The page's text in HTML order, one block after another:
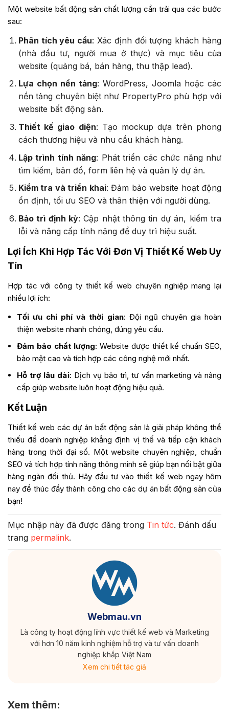
Phân tích yêu cầu: Xác định đối tượng khách hàng
(nhà đầu tư, người mua ở thực) và mục tiêu của
Lựa chọn nền tảng : WordPress, Joomla hoặc các
nền tảng chuyên biệt như PropertyPro phù hợp với
Thiết kế giao diện: Tạo mockup dựa trên phong
cách thương hiệu và nhu cầu khách hàng.
Lập trình tính năng: Phát triển các chức năng như
tìm kiếm, bản đồ, form liên hệ và quản lý dự án.
Kiểm tra và triển khai: Đảm bảo website hoạt động
ổn định, tối ưu SEO và thân thiện với người dùng.
Bảo trì định kỳ: Cập nhật thông tin dự án, kiểm tra
lỗi và nâng cấp tính năng để duy trì hiệu suất.
Lợi Ích Khi Hợp Tác Với Đơn Vị Thiết Kế Web Uy
Tín
Hợp tác với công ty thiết kế web chuyên nghiệp mang lại
nhiều lợi ích:
Tối ưu chi phí và thời gian: Đội ngũ chuyên gia hoàn
thiện website nhanh chóng, đúng yêu cầu.
Đảm bảo chất lượng : Website được thiết kế chuẩn SEO,
bảo mật cao và tích hợp các công nghệ mới nhất.
Hỗ trợ lâu dài
: Dịch vụ bảo trì, tư vấn marketing và nâng
cấp giúp website luôn hoạt động hiệu quả.
Kết Luận
Thiết kế web các dự án bất động sản là giải pháp không thể
thiếu để doanh nghiệp khẳng định vị thế và tiếp cận khách
SEO và tích hợp tính năng thông minh sẽ giúp bạn nổi bật giữa
hàng ngàn đối thủ. Hãy đầu tư vào thiết kế web ngay hôm
nay để thúc đẩy thành công cho các dự án bất động sản của
bạn!
Mục nhập này đã được đăng trongTin tức. Đánh dấu
trang
Webmau.vn
Là công ty hoạt động lĩnh vực thiết kế web và Marketing
nghiệp khắp Việt Nam
Xem chi tiết tác giả
6 tiêu chí lựa chọn Công ty thiết kế web tại Hồ Chí